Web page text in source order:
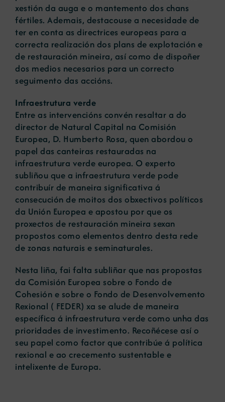
xestión da auga e o mantemento dos chans
fértiles. Ademais, destacouse a necesidade de
ter en conta as directrices europeas para a
correcta realización dos plans de explotación e
de restauración mineira, así como de dispoñer
dos medios necesarios para un correcto
seguimento das accións.
Infraestrutura verde
Entre as intervencións convén resaltar a do
director de Natural Capital na Comisión
Europea, D. Humberto Rosa, quen abordou o
papel das canteiras restauradas na
infraestrutura verde europea. O experto
subliñou que a infraestrutura verde pode
contribuír de maneira significativa á
consecución de moitos dos obxectivos políticos
da Unión Europea e apostou por que os
proxectos de restauración mineira sexan
propostos como elementos dentro desta rede
de zonas naturais e seminaturales.
Nesta liña, fai falta subliñar que nas propostas
da Comisión Europea sobre o Fondo de
Cohesión e sobre o Fondo de Desenvolvemento
Rexional ( FEDER) xa se alude de maneira
específica á infraestrutura verde como unha das
prioridades de investimento. Recoñécese así o
seu papel como factor que contribúe á política
rexional e ao crecemento sustentable e
intelixente de Europa.